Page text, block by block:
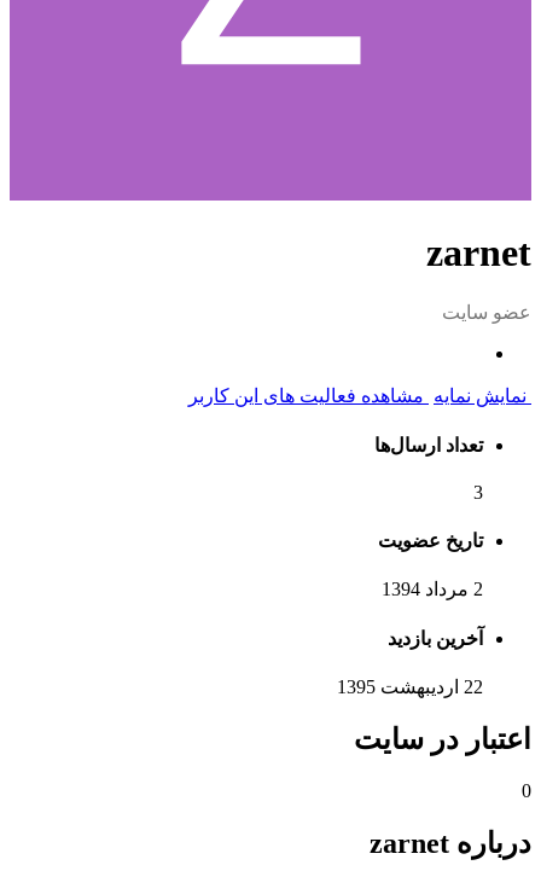
zarnet
عضو سایت
نمایش نمایه مشاهده فعالیت های این کاربر
تعداد ارسال‌ها
3
تاریخ عضویت
2 مرداد 1394
آخرین بازدید
22 اردیبهشت 1395
اعتبار در سایت
0
درباره zarnet